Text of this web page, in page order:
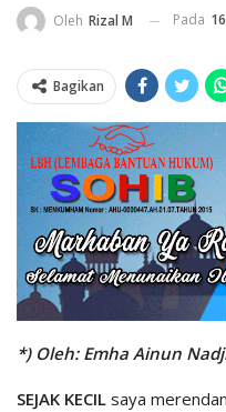
Oleh Rizal M Pada
Bagikan
*) Oleh: Emha Ainun
SEJAK KECIL saya